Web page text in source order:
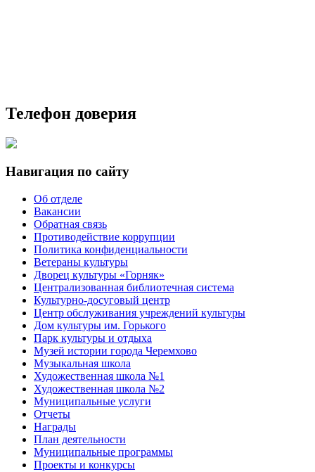
Телефон доверия
Навигация по сайту
Об отделе
Вакансии
Обратная связь
Противодействие коррупции
Политика конфиденциальности
Ветераны культуры
Дворец культуры «Горняк»
Централизованная библиотечная система
Культурно-досуговый центр
Центр обслуживания учреждений культуры
Дом культуры им. Горького
Парк культуры и отдыха
Музей истории города Черемхово
Музыкальная школа
Художественная школа №1
Художественная школа №2
Муниципальные услуги
Отчеты
Награды
План деятельности
Муниципальные программы
Проекты и конкурсы